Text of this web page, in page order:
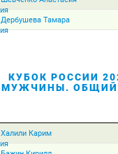
Дербушева Тамара
КУБОК РОССИИ
МУЖЧИНЫ. ОБЩИЙ
Халили Карим